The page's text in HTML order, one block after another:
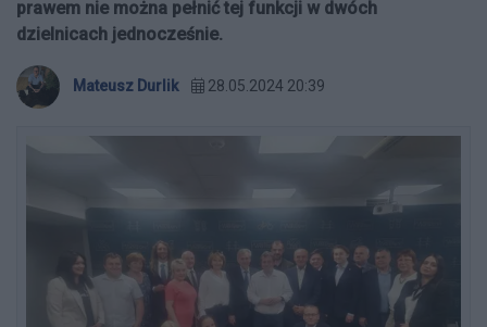
prawem nie można pełnić tej funkcji w dwóch
dzielnicach jednocześnie.
Mateusz Durlik 28.05.2024 20:39